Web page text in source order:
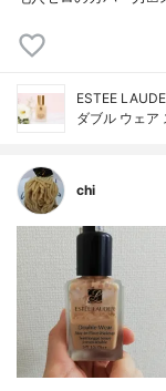
ESTEE
ダブル ウェア
chi